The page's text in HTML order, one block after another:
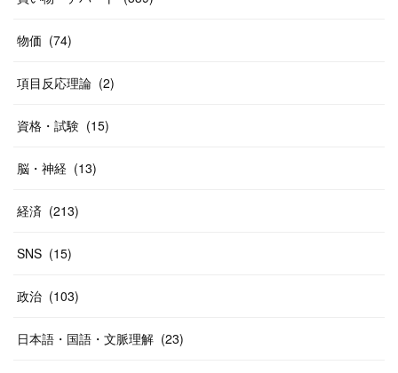
10
物価 (74)
項目反応理論 (2)
資格・試験 (15)
脳・神経 (13)
経済 (213)
SNS (15)
政治 (103)
日本語・国語・文脈理解 (23)